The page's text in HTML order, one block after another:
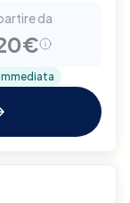
da